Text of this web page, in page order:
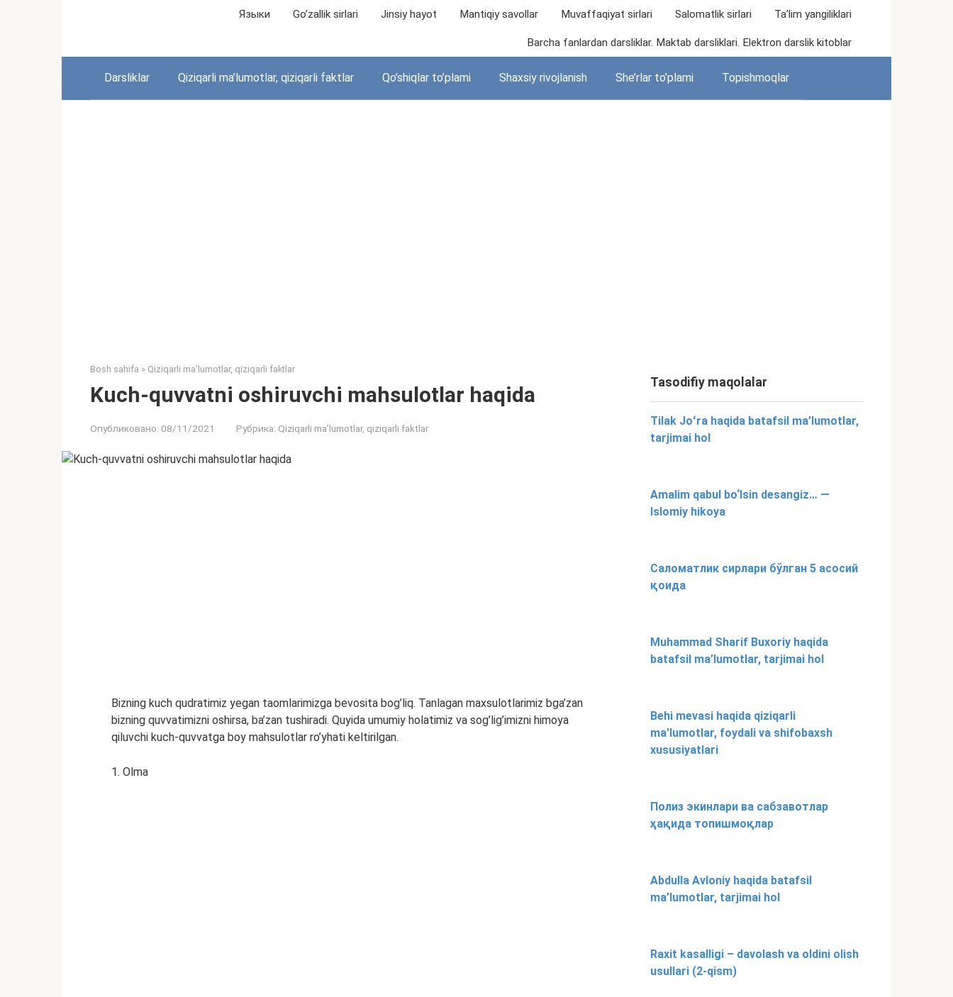
Языки Go’zallik sirlari Jinsiy hayot Mantiqiy savollar Muvaffaqiyat sirlari Salomatlik sirlari Ta’lim yangiliklari
Barcha fanlardan darsliklar. Maktab darsliklari. Elektron darslik kitoblar
Darsliklar Qiziqarli ma’lumotlar, qiziqarli faktlar Qo’shiqlar to’plami Shaxsiy rivojlanish She’rlar to’plami Topishmoqlar
Bosh sahifa » Qiziqarli ma’lumotlar, qiziqarli faktlar
Kuch-quvvatni oshiruvchi mahsulotlar haqida
Опубликовано: 08/11/2021 Рубрика: Qiziqarli ma’lumotlar, qiziqarli faktlar
Bizning kuch qudratimiz yegan taomlarimizga bevosita bog’liq. Tanlagan maxsulotlarimiz bga’zan
bizning quvvatimizni oshirsa, ba’zan tushiradi. Quyida umumiy holatimiz va sog’lig’imizni himoya
qiluvchi kuch-quvvatga boy mahsulotlar ro’yhati keltirilgan.
1. Olma
Tasodifiy maqolalar
Tilak Joʻra haqida batafsil ma’lumotlar,
tarjimai hol
Amalim qabul bo‘lsin desangiz… —
Islomiy hikoya
Саломатлик сирлари бўлган 5 асосий
қоида
Muhammad Sharif Buxoriy haqida
batafsil ma’lumotlar, tarjimai hol
Behi mevasi haqida qiziqarli
ma’lumotlar, foydali va shifobaxsh
xususiyatlari
Полиз экинлари ва сабзавотлар
ҳақида топишмоқлар
Abdulla Avloniy haqida batafsil
ma’lumotlar, tarjimai hol
Raxit kasalligi – davolash va oldini olish
usullari (2-qism)